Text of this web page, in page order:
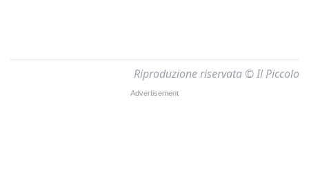
Riproduzione riservata © Il Piccolo